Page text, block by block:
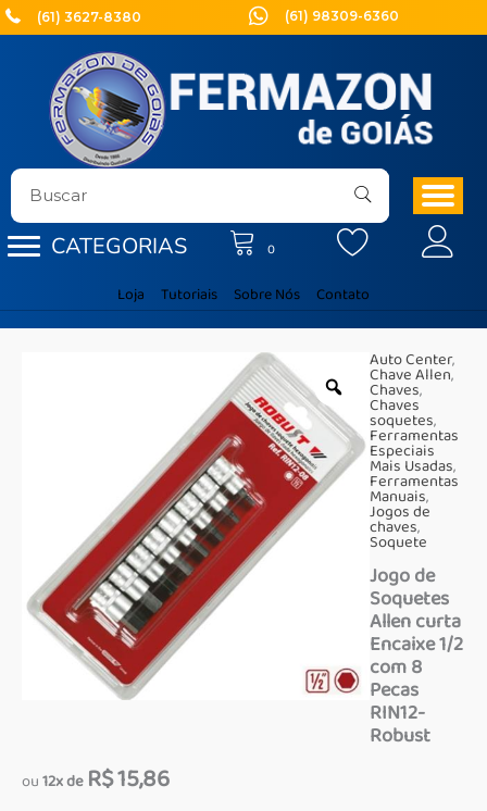
Ir
para
conteúdo
(61) 3627-8380 (61) 98309-6360
CATEGORIAS 0
Loja Tutoriais Sobre Nós Contato
Auto Center,
Chave Allen,
Chaves,
Chaves
soquetes,
Ferramentas
Especiais
Mais Usadas,
Ferramentas
Manuais,
Jogos de
chaves,
Soquete
Jogo de
Soquetes
Allen curta
Encaixe 1/2
com 8
Pecas
RIN12-
Robust
ou12x de R$ 15,86